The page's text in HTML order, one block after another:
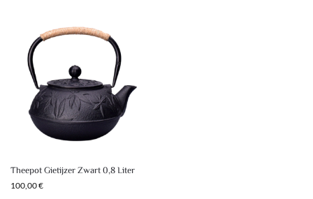
Theepot Gietijzer Zwart 0,8 Liter
100,00€